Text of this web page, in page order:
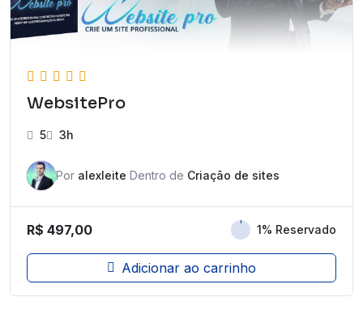
WebsitePro
5 3h
Por alexleite Dentro de Criação de sites
R$ 497,00 1% Reservado
Adicionar ao carrinho